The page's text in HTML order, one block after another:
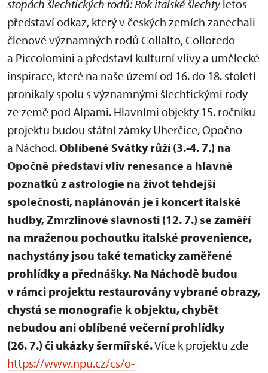
stopách šlechtických rodů: Rok italské šlechtyletos
představí odkaz, který v českých zemích zanechali
členové významných rodů Collalto, Colloredo
a Piccolomini a představí kulturní vlivy a umělecké
inspirace, které na naše území od 16. do 18. století
pronikaly spolu s významnými šlechtickými rody
ze země pod Alpami. Hlavními objekty 15. ročníku
projektu budou státní zámky Uherčice, Opočno
a Náchod.Oblíbené Svátky růží (3.-4. 7.) na
Opočně představí vliv renesance a hlavně
poznatků z astrologie na život tehdejší
společnosti, naplánován je i koncert italské
hudby, Zmrzlinové slavnosti (12. 7.) se zaměří
na mraženou pochoutku italské provenience,
nachystány jsou také tematicky zaměřené
prohlídky a přednášky. Na Náchodě budou
v rámci projektu restaurovány vybrané obrazy,
chystá se monografie k objektu, chybět
nebudou ani oblíbené večerní prohlídky
(26. 7.) či ukázky šermířské.Více k projektu zde
https://www.npu.cz/cs/o-